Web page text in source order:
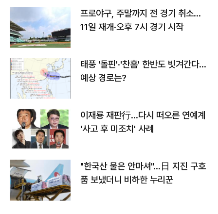
프로야구, 주말까지 전 경기 취소…
11일 재개·오후 7시 경기 시작
태풍 '돌핀'·'찬홈' 한반도 빗겨간다…
예상 경로는?
이재룡 재판行…다시 떠오른 연예계
'사고 후 미조치' 사례
"한국산 물은 안마셔"…日 지진 구호
품 보냈더니 비하한 누리꾼